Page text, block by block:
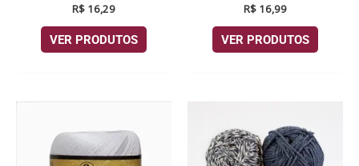
R$ 16,29
VER PRODUTOS
R$ 16,99
VER PRODUTOS